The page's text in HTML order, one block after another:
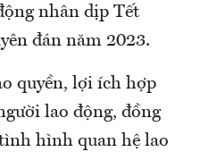
nhân dịp Tết
đán năm 2023.
quyền, lợi ích hợp
lao động, đồng
hình quan hệ lao